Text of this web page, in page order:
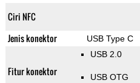
Ciri NFC
Jenis konektor USB Type C
Fitur konektor
USB 2.0
USB OTG